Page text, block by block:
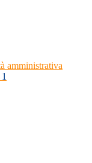
amministrativa
1